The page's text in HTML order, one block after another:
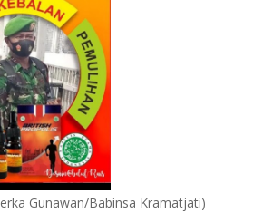
Gunawan/Babinsa Kramatjati)